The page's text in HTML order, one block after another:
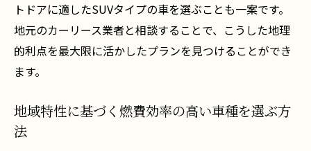
大津市特有の交通規制を考慮した車種の選
び方
予算内で最適なリース契約を探すテクニッ
大津市の交通事情を踏まえたカーリースプラン
トドアに適したSUVタイプの車を選ぶことも一案です。
地元のカーリース業者と相談することで、こうした地理
的利点を最大限に活かしたプランを見つけることができ
ます。
地域特性に基づく燃費効率の高い車種を選ぶ方
法